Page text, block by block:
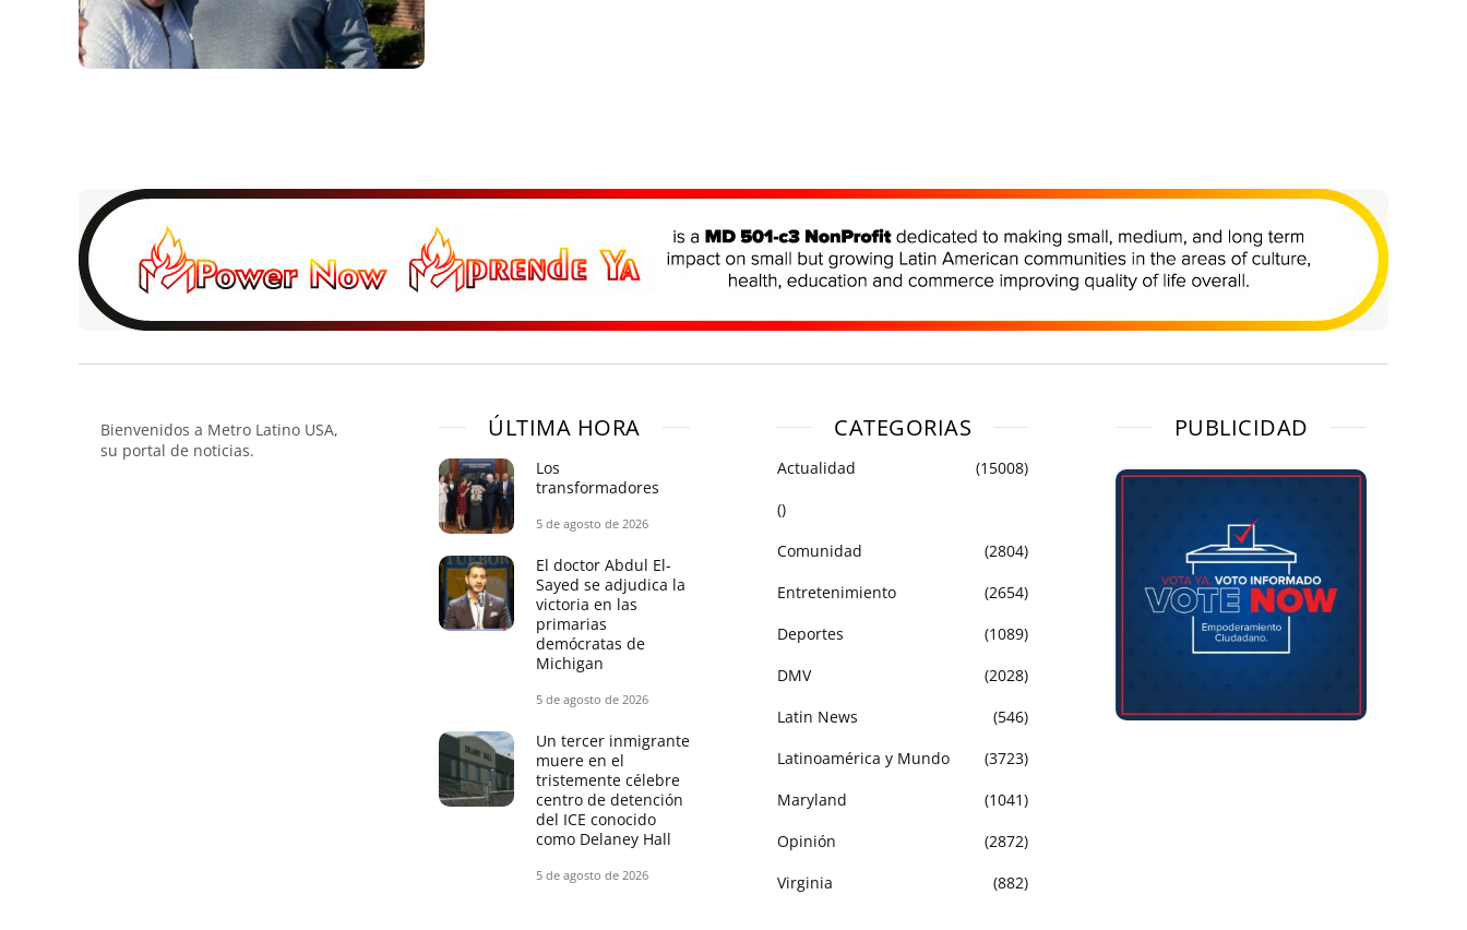
Bienvenidos a Metro Latino USA,
su portal de noticias.
ÚLTIMA HORA
Los
transformadores
5 de agosto de 2026
El doctor Abdul El-
Sayed se adjudica la
victoria en las
primarias
demócratas de
Michigan
5 de agosto de 2026
Un tercer inmigrante
muere en el
tristemente célebre
centro de detención
del ICE conocido
como Delaney Hall
5 de agosto de 2026
CATEGORIAS
Actualidad
(15008)
()
Comunidad
(2804)
Entretenimiento
(2654)
Deportes
(1089)
DMV
(2028)
Latin News
(546)
Latinoamérica y Mundo
(3723)
Maryland
(1041)
Opinión
(2872)
Virginia
(882)
PUBLICIDAD